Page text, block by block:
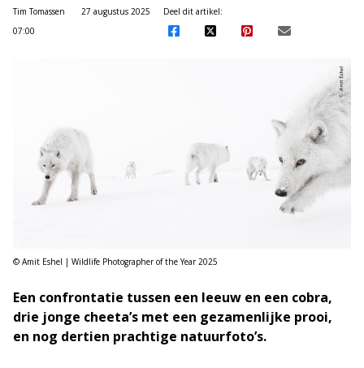
Tim Tomassen
27 augustus 2025
07:00
Deel dit artikel:
© Amit Eshel | Wildlife Photographer of the Year 2025
Een confrontatie tussen een leeuw en een cobra,
drie jonge cheeta’s met een gezamenlijke prooi,
en nog dertien prachtige natuurfoto’s.